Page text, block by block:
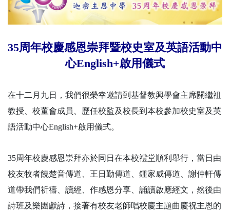
35周年校慶感恩崇拜暨校史室及英語活動中
心English+啟用儀式
在十二月九日，我們很榮幸邀請到基督教興學會主席關繼祖
教授、校董會成員、歷任校監及校長到本校參加校史室及英
語活動中心English+啟用儀式。
35周年校慶感恩崇拜亦於同日在本校禮堂順利舉行，當日由
校友牧者饒楚音傳道、王日勤傳道、鍾家威傳道、謝仲軒傳
道帶我們祈禱、讀經、作感恩分享、誦讀啟應經文，然後由
詩班及樂團獻詩，接著有校友老師唱校慶主題曲慶祝主恩的